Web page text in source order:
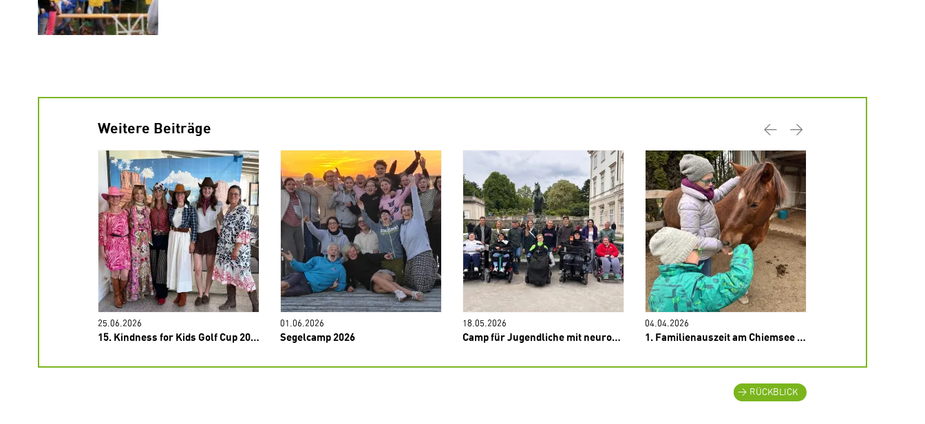
Weitere Beiträge Previous
Next
25.06.2026
15. Kindness for Kids Golf Cup 2026
01.06.2026
Segelcamp 2026
18.05.2026
Camp für Jugendliche mit neuromusklären Erkrankungen 2026
04.04.2026
1. Familienauszeit am Chiemsee – März 2026
RÜCKBLICK